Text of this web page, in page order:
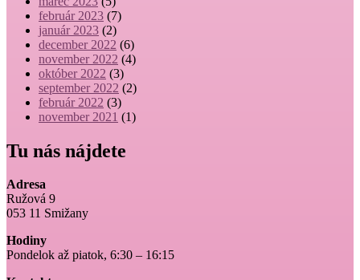
február 2023 (7)
január 2023 (2)
december 2022 (6)
november 2022 (4)
október 2022 (3)
september 2022 (2)
február 2022 (3)
november 2021 (1)
Tu nás nájdete
Adresa
Ružová 9
053 11 Smižany
Hodiny
Pondelok až piatok, 6:30 – 16:15